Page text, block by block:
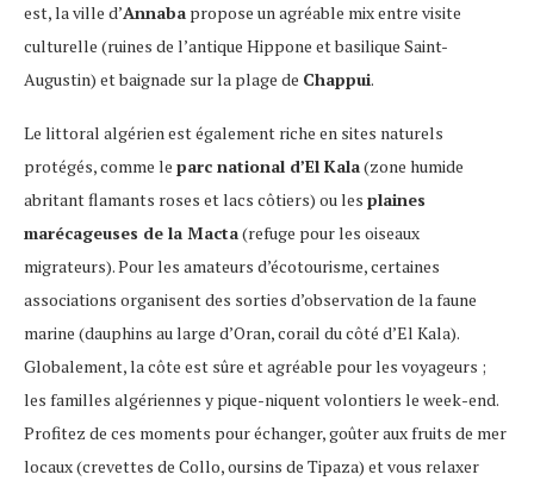
est, la ville d’Annaba propose un agréable mix entre visite
culturelle (ruines de l’antique Hippone et basilique Saint-
Augustin) et baignade sur la plage de Chappui.
Le littoral algérien est également riche en sites naturels
protégés, comme le parc national d’El Kala(zone humide
abritant flamants roses et lacs côtiers) ou les plaines
marécageuses de la Macta(refuge pour les oiseaux
migrateurs). Pour les amateurs d’écotourisme, certaines
associations organisent des sorties d’observation de la faune
marine (dauphins au large d’Oran, corail du côté d’El Kala).
Globalement, la côte est sûre et agréable pour les voyageurs ;
les familles algériennes y pique-niquent volontiers le week-end.
Profitez de ces moments pour échanger, goûter aux fruits de mer
locaux (crevettes de Collo, oursins de Tipaza) et vous relaxer